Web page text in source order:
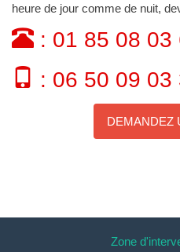
heure de jour comme de nuit,
: 01 85 08 03
: 06 50 09 03
DEMANDEZ
Zone